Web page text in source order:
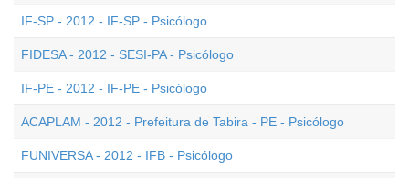
IF-SP - 2012 - IF-SP - Psicólogo
FIDESA - 2012 - SESI-PA - Psicólogo
IF-PE - 2012 - IF-PE - Psicólogo
ACAPLAM - 2012 - Prefeitura de Tabira - PE - Psicólogo
FUNIVERSA - 2012 - IFB - Psicólogo